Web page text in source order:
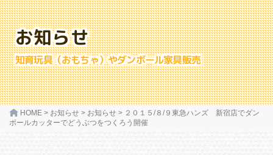
お知らせ
知育玩具（おもちゃ）やダンボール家具販売
HOME > お知らせ > お知らせ > ２０１５/８/９東急ハンズ 新宿店でダン
ボールカッターでどうぶつをつくろう開催